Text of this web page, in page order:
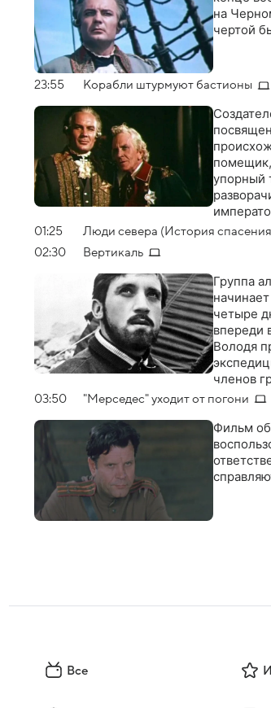
на
чертой
23:55 Корабли штурмуют бастионы
упорный
верфи.
зреет
01:25
Люди севера (История
02:30
Вертикаль
Группа
четыре
впереди
Володя
членов
03:50 "Мерседес" уходит от погони
Фильм
Все